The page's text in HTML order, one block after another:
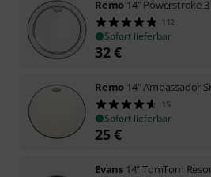
Remo 14" Powerstroke 3
112
Sofort lieferbar
32€
Remo 14" Ambassador
15
Sofort lieferbar
25€
Evans 14" TomTom